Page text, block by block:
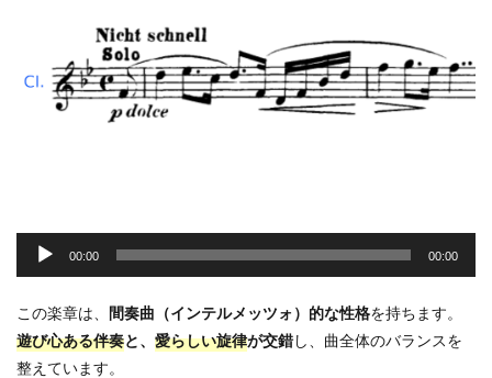
プ
レ
ー
ヤ
00:00 00:00
この楽章は、 間奏曲（インテルメッツォ）的な性格を持ちます。
遊び心ある伴奏と、 愛らしい旋律が交錯し、曲全体のバランスを
整えています。